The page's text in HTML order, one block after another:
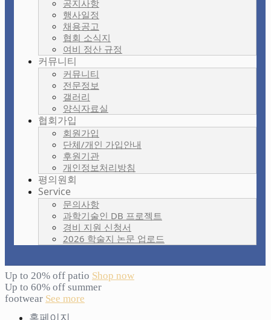
공지사항
행사일정
채용공고
협회 소식지
여비 정산 규정
커뮤니티
커뮤니티
전문정보
갤러리
양식자료실
협회가입
회원가입
단체/개인 가입안내
후원기관
개인정보처리방침
평의원회
Service
문의사항
과학기술인 DB 프로젝트
경비 지원 신청서
2026 학술지 논문 업로드
Up to 20% off patio Shop now
Up to 60% off summer
footwear See more